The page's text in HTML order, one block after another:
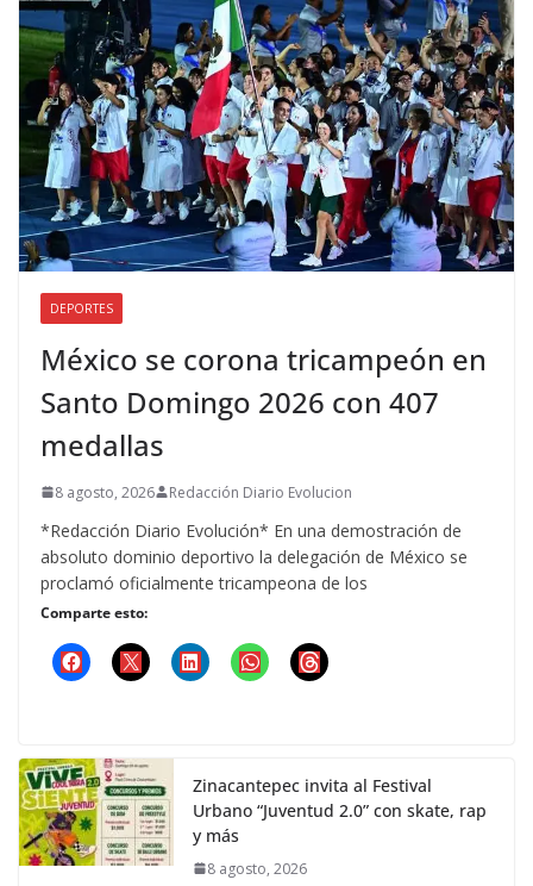
DEPORTES
México se corona tricampeón en
Santo Domingo 2026 con 407
medallas
8 agosto, 2026 Redacción Diario Evolucion
*Redacción Diario Evolución* En una demostración de
absoluto dominio deportivo la delegación de México se
proclamó oficialmente tricampeona de los
Comparte esto:
Zinacantepec invita al Festival
Urbano “Juventud 2.0” con skate, rap
y más
8 agosto, 2026